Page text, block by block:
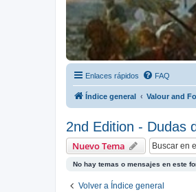
Enlaces rápidos FAQ
Índice general Valour and
2nd Edition - Dudas
Nuevo Tema
No hay temas o mensajes en este
Volver a Índice general